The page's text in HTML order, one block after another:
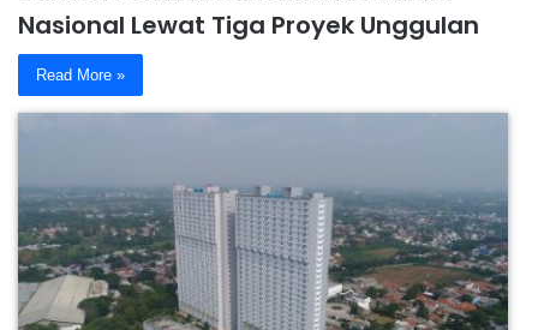
Nasional Lewat Tiga Proyek Unggulan
Read More »